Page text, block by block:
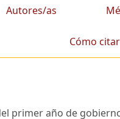
Autores/as
Cómo citar
primer año de